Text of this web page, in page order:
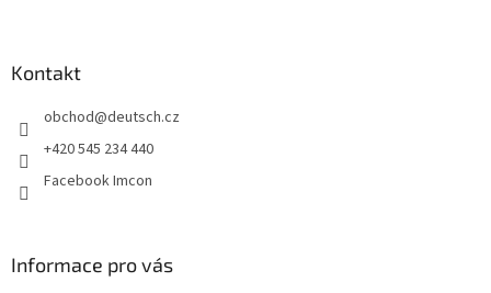
Kontakt
obchod@deutsch.cz
+420 545 234 440
Facebook Imcon
Informace pro vás